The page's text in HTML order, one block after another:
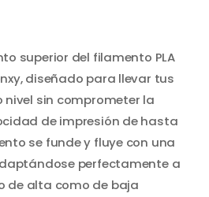
superior del filamento PLA
diseñado para llevar tus
nivel sin comprometer la
de impresión de hasta
se funde y fluye con una
perfectamente a
de alta como de baja